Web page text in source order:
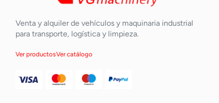
Venta y alquiler de vehículos y maquinaria industrial
para transporte, logística y limpieza.
Ver productosVer catálogo